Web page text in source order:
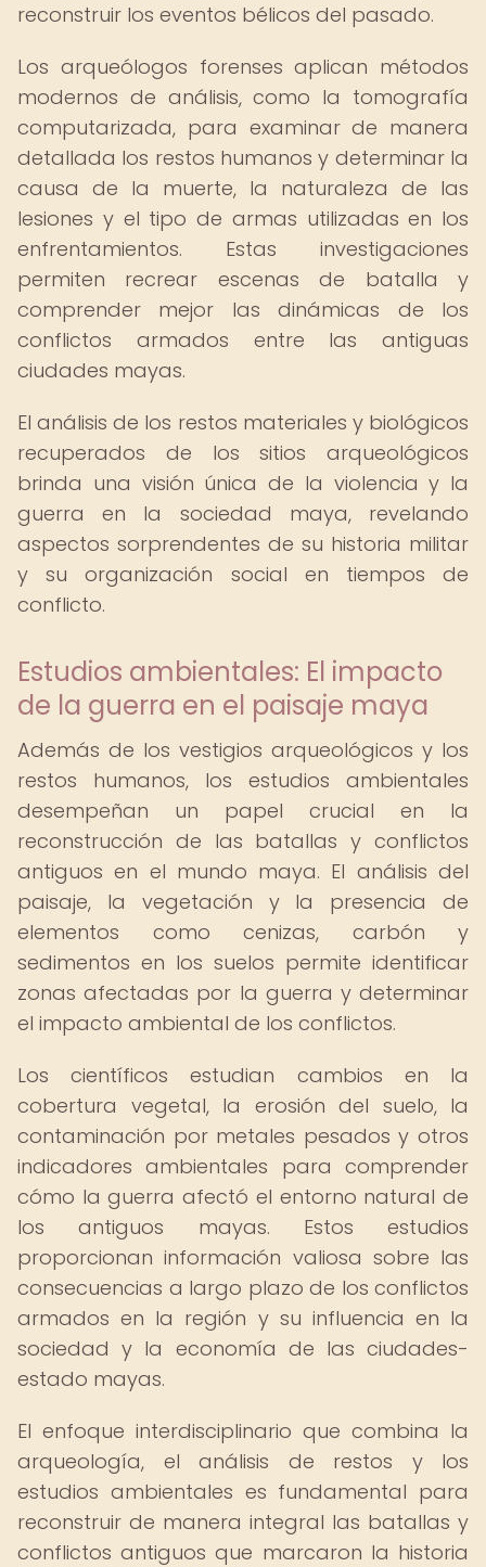
reconstruir los eventos bélicos del pasado.
Los arqueólogos forenses aplican métodos
modernos de análisis, como la tomografía
computarizada, para examinar de manera
detallada los restos humanos y determinar la
causa de la muerte, la naturaleza de las
lesiones y el tipo de armas utilizadas en los
enfrentamientos. Estas investigaciones
permiten recrear escenas de batalla y
comprender mejor las dinámicas de los
conflictos armados entre las antiguas
ciudades mayas.
El análisis de los restos materiales y biológicos
recuperados de los sitios arqueológicos
brinda una visión única de la violencia y la
guerra en la sociedad maya, revelando
aspectos sorprendentes de su historia militar
y su organización social en tiempos de
conflicto.
Estudios ambientales: El impacto
de la guerra en el paisaje maya
Además de los vestigios arqueológicos y los
restos humanos, los estudios ambientales
desempeñan un papel crucial en la
reconstrucción de las batallas y conflictos
antiguos en el mundo maya. El análisis del
paisaje, la vegetación y la presencia de
elementos como cenizas, carbón y
sedimentos en los suelos permite identificar
zonas afectadas por la guerra y determinar
el impacto ambiental de los conflictos.
Los científicos estudian cambios en la
cobertura vegetal, la erosión del suelo, la
contaminación por metales pesados y otros
indicadores ambientales para comprender
cómo la guerra afectó el entorno natural de
los antiguos mayas. Estos estudios
proporcionan información valiosa sobre las
consecuencias a largo plazo de los conflictos
armados en la región y su influencia en la
sociedad y la economía de las ciudades-
estado mayas.
El enfoque interdisciplinario que combina la
arqueología, el análisis de restos y los
estudios ambientales es fundamental para
reconstruir de manera integral las batallas y
conflictos antiguos que marcaron la historia